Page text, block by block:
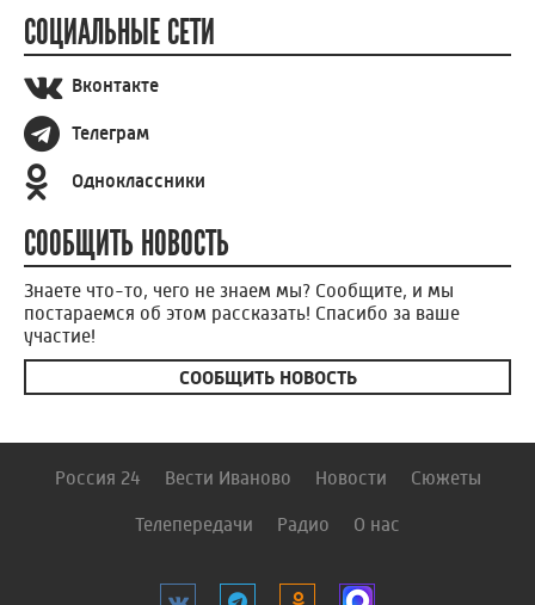
СОЦИАЛЬНЫЕ СЕТИ
Вконтакте
Телеграм
Одноклассники
СООБЩИТЬ НОВОСТЬ
Знаете что-то, чего не знаем мы? Сообщите, и мы
постараемся об этом рассказать! Спасибо за ваше
участие!
СООБЩИТЬ НОВОСТЬ
Россия 24 Вести Иваново Новости Сюжеты
Телепередачи Радио О нас